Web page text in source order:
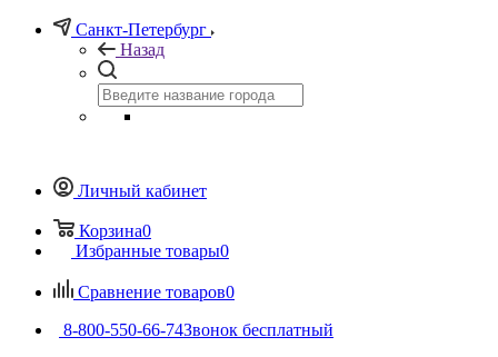
Санкт-Петербург
Назад
Личный кабинет
Корзина0
Избранные товары0
Сравнение товаров0
8-800-550-66-74Звонок бесплатный